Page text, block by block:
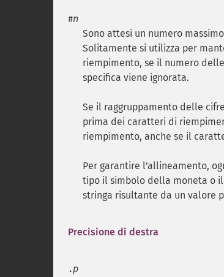
#n
Sono attesi un numero
Solitamente si utilizza per
riempimento, se il numero
specifica viene ignorata.
Se il raggruppamento delle
prima dei caratteri di
riempimento, anche se il
Per garantire l'allineamento,
tipo il simbolo della moneta o
stringa risultante da un valore
Precisione di destra
.p